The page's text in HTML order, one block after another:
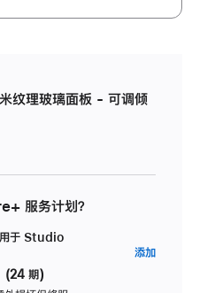
理玻璃面板 - 可调倾
服务计划？
于 Studio
(24 期)
添加